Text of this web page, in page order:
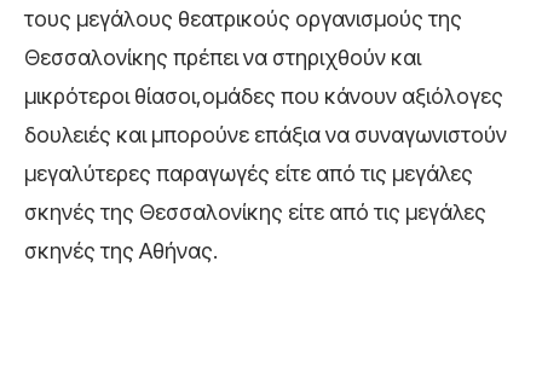
τους μεγάλους θεατρικούς οργανισμούς της
Θεσσαλονίκης πρέπει να στηριχθούν και
μικρότεροι θίασοι,ομάδες που κάνουν αξιόλογες
δουλειές και μπορούνε επάξια να συναγωνιστούν
μεγαλύτερες παραγωγές είτε από τις μεγάλες
σκηνές της Θεσσαλονίκης είτε από τις μεγάλες
σκηνές της Αθήνας.